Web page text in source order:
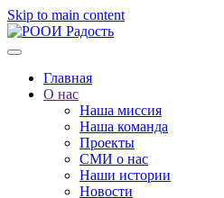
Skip to main content
Главная
О нас
Наша миссия
Наша команда
Проекты
СМИ о нас
Наши истории
Новости